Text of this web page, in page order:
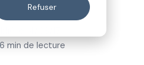
Refuser
6 min de lecture